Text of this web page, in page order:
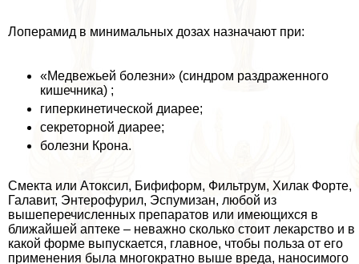
Лоперамид в минимальных дозах назначают при:
«Медвежьей болезни» (синдром раздраженного
кишечника) ;
гиперкинетической диарее;
секреторной диарее;
болезни Крона.
Смекта или Атоксил, Бифиформ, Фильтрум, Хилак Форте,
Галавит, Энтерофурил, Эспумизан, любой из
вышеперечисленных препаратов или имеющихся в
ближайшей аптеке – неважно сколько стоит лекарство и в
какой форме выпускается, главное, чтобы польза от его
применения была многократно выше вреда, наносимого